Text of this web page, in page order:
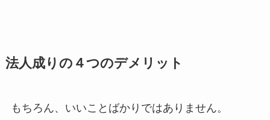
法人成りの４つのデメリット
もちろん、いいことばかりではありません。